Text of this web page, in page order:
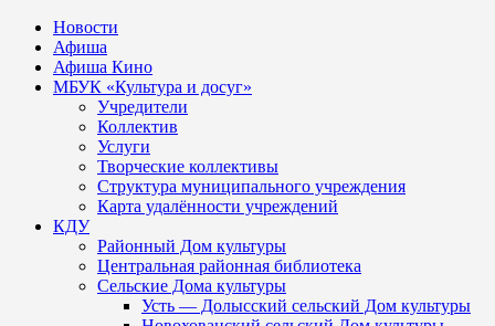
Новости
Афиша
Афиша Кино
МБУК «Культура и досуг»
Учредители
Коллектив
Услуги
Творческие коллективы
Структура муниципального учреждения
Карта удалённости учреждений
КДУ
Районный Дом культуры
Центральная районная библиотека
Сельские Дома культуры
Усть — Долысский сельский Дом культуры